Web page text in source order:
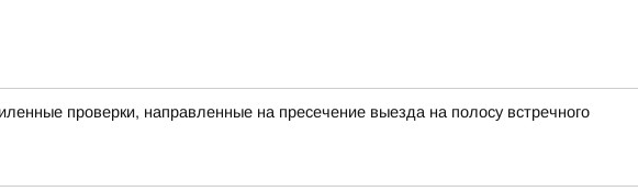
проверки, направленные на пресечение выезда на полосу встречного